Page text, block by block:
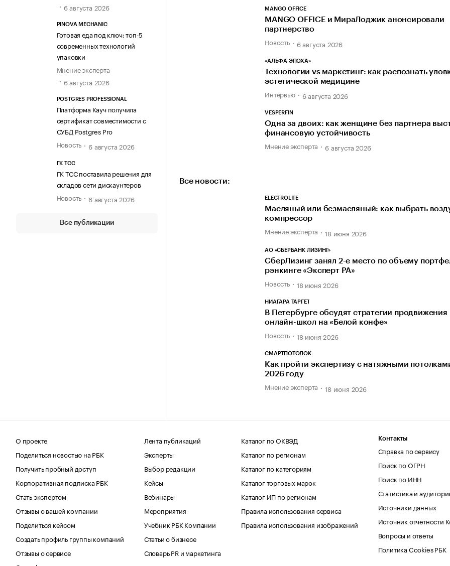
6 августа 2026
PINOVA MECHANIC
Готовая еда под ключ: топ-5
современных технологий
упаковки
Мнение эксперта
6 августа 2026
POSTGRES PROFESSIONAL
Платформа Кауч получила
сертификат совместимости с
СУБД Postgres Pro
Новость
6 августа 2026
ГК ТСС
ГК ТСС поставила решения для
складов сети дискаунтеров
Новость
6 августа 2026
Все публикации
MANGO OFFICE
MANGO OFFICE и МираЛоджик анонсировали
партнерство
Новость 6 августа 2026
«АЛЬФА ЭПОХА»
Технологии vs маркетинг: как распознать
эстетической медицине
Интервью 6 августа 2026
VESPERFIN
Одна за двоих: как женщине без партнера
финансовую устойчивость
Мнение эксперта 6 августа 2026
Все новости:
ELECTROLITE
Масляный или безмасляный: как выбрать
компрессор
Мнение эксперта 18 июня 2026
АО «СБЕРБАНК ЛИЗИНГ»
СберЛизинг занял 2-е место по объему
рэнкинге «Эксперт РА»
Новость 18 июня 2026
НИАГАРА ТАРГЕТ
В Петербурге обсудят стратегии продвижения
онлайн-школ на «Белой конфе»
Новость 18 июня 2026
СМАРТПОТОЛОК
Как пройти экспертизу с натяжными
2026 году
Мнение эксперта 18 июня 2026
О проекте
Поделиться новостью на РБК
Получить пробный доступ
Корпоративная подписка РБК
Стать экспертом
Отзывы о вашей компании
Поделиться кейсом
Создать профиль группы компаний
Отзывы о сервисе
Лента публикаций
Эксперты
Выбор редакции
Кейсы
Вебинары
Мероприятия
Учебник РБК Компании
Статьи о бизнесе
Словарь PR и маркетинга
Каталог по ОКВЭД
Каталог по регионам
Каталог по категориям
Каталог торговых марок
Каталог ИП по регионам
Правила использования сервиса
Правила использования изображений
Контакты
Справка по сервису
Поиск по ОГРН
Поиск по ИНН
Статистика и
Источники данных
Источник отчетности
Вопросы и ответы
Политика Cookies РБК